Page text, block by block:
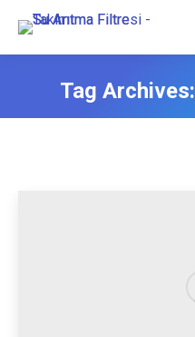
Tag Archives: